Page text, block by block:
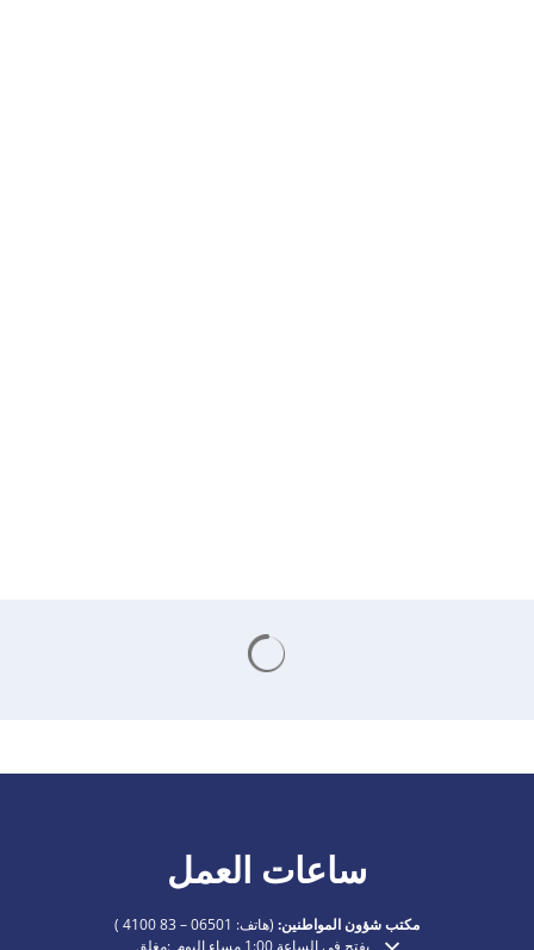
ساعات العمل
مكتب شؤون المواطنين: (هاتف:
)
انقر لإخفاء أوقات الفتح أو الإغلاق الإضافية
مغلق: يفتح في الساعة 1:00 مساء اليوم